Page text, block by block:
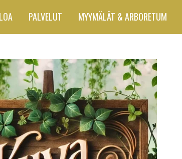
PALVELUT MYYMÄLÄT & ARBORETUM